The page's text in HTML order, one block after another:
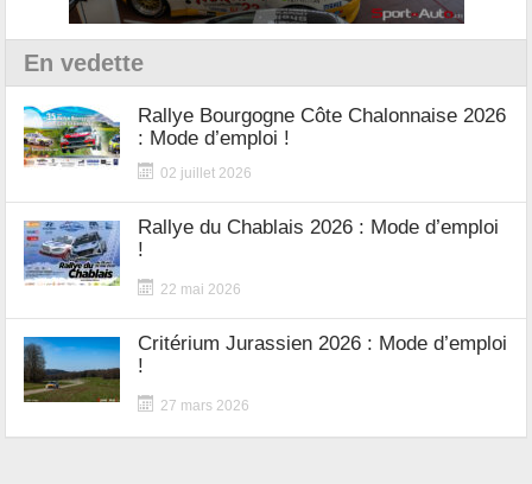
En vedette
Rallye Bourgogne Côte Chalonnaise 2026
: Mode d’emploi !
02 juillet 2026
Rallye du Chablais 2026 : Mode d’emploi
!
22 mai 2026
Critérium Jurassien 2026 : Mode d’emploi
!
27 mars 2026